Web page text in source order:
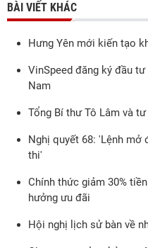
BÀI VIẾT KHÁC
Hưng Yên mới kiến tạo
VinSpeed đăng ký đầu
Nam
Tổng Bí thư Tô Lâm và
Nghị quyết 68: 'Lệnh
thi'
Chính thức giảm 30%
hưởng ưu đãi
Hội nghị lịch sử bàn về